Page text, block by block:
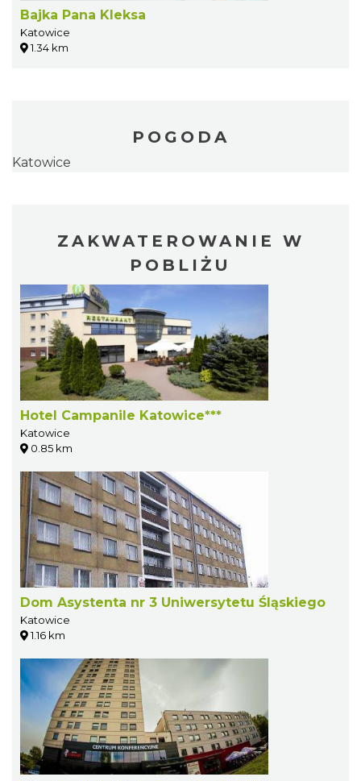
Bajka Pana Kleksa
Katowice
1.34 km
POGODA
Katowice
ZAKWATEROWANIE W
POBLIŻU
Hotel Campanile Katowice***
Katowice
0.85 km
Dom Asystenta nr 3 Uniwersytetu Śląskiego
Katowice
1.16 km